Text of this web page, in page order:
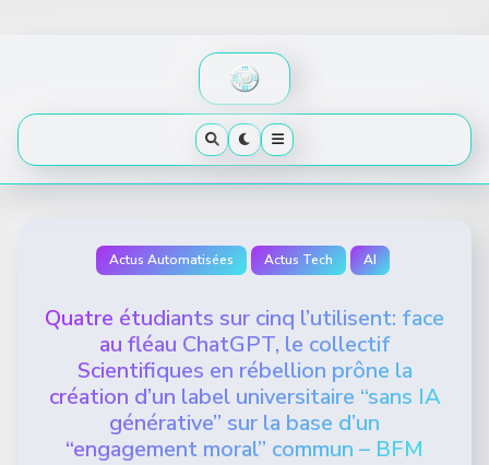
Actus Automatisées Actus Tech AI
Quatre étudiants sur cinq l’utilisent: face
au fléau ChatGPT, le collectif
Scientifiques en rébellion prône la
création d’un label universitaire “sans IA
générative” sur la base d’un
“engagement moral” commun – BFM